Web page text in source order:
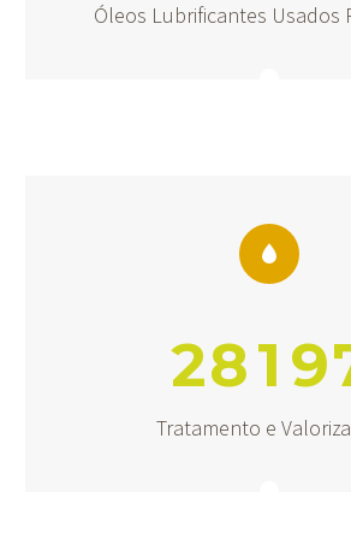
Óleos Lubrificantes Usados


281 9
Tratamento e